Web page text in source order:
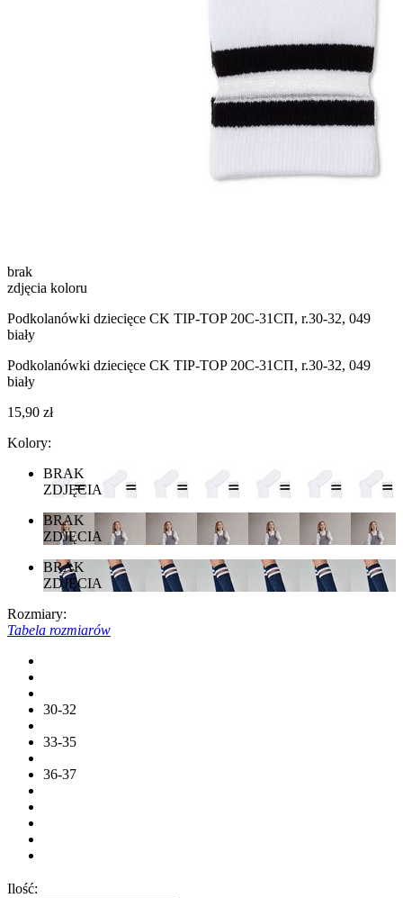
brak
zdjęcia koloru
Podkolanówki dziecięce CK TIP-TOP 20С-31СП, r.30-32, 049
biały
Podkolanówki dziecięce CK TIP-TOP 20С-31СП, r.30-32, 049
biały
15,90 zł
Kolory:
BRAK
ZDJĘCIA
BRAK
ZDJĘCIA
BRAK
ZDJĘCIA
Rozmiary:
Tabela rozmiarów
30-32
33-35
36-37
Ilość: